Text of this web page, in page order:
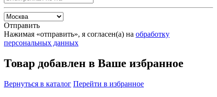
Отправить
Нажимая «отправить», я согласен(а) на обработку
персональных данных
Товар добавлен в Ваше избранное
Вернуться в каталог Перейти в избранное